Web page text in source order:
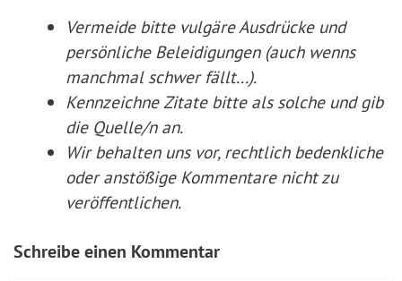
Vermeide bitte vulgäre Ausdrücke und
persönliche Beleidigungen (auch wenns
manchmal schwer fällt...).
Kennzeichne Zitate bitte als solche und gib
die Quelle/n an.
Wir behalten uns vor, rechtlich bedenkliche
oder anstößige Kommentare nicht zu
veröffentlichen.
Schreibe einen Kommentar